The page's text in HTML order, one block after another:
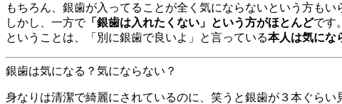
もちろん、銀歯が入ってることが全く気にならないという方もい
しかし、一方で「銀歯は入れたくない」という方がほとんどです
ということは、「別に銀歯で良いよ」と言っている本人は気にな
銀歯は気になる？気にならない？
身なりは清潔で綺麗にされているのに、笑うと銀歯が３本ぐら